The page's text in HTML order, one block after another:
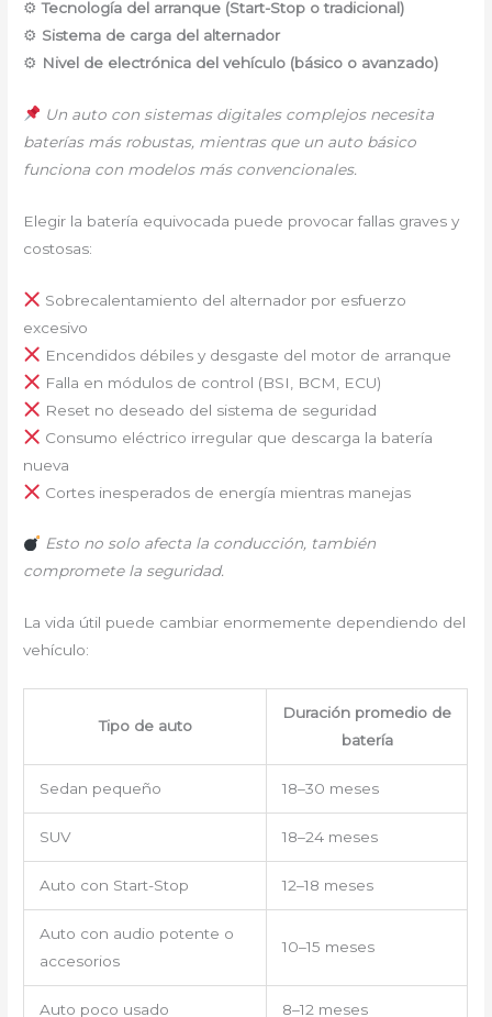
⚙Tecnología del arranque (Start-Stop o tradicional)
⚙ Sistema de carga del alternador
⚙ Nivel de electrónica del vehículo (básico o avanzado)
Un auto con sistemas digitales complejos necesita
baterías más robustas, mientras que un auto básico
funciona con modelos más convencionales.
Elegir la batería equivocada puede provocar fallas graves y
costosas:
Sobrecalentamiento del alternador por esfuerzo
excesivo
Encendidos débiles y desgaste del motor de arranque
Falla en módulos de control (BSI, BCM, ECU)
Reset no deseado del sistema de seguridad
Consumo eléctrico irregular que descarga la batería
nueva
Cortes inesperados de energía mientras manejas
Esto no solo afecta la conducción, también
compromete la seguridad.
La vida útil puede cambiar enormemente dependiendo del
vehículo:
Tipo de auto
Duración promedio de
batería
Sedan pequeño 18–30 meses
SUV 18–24 meses
Auto con Start-Stop 12–18 meses
Auto con audio potente o
accesorios
10–15 meses
Auto poco usado 8–12 meses